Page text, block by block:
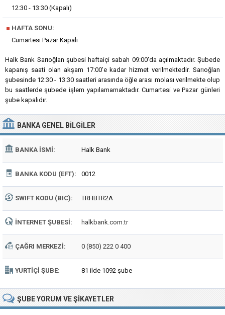
12:30 - 13:30 (Kapalı)
■ HAFTA SONU:
Cumartesi Pazar Kapalı
Halk Bank Sarıoğlan şubesi haftaiçi sabah 09:00'da açılmaktadır. Şubede
kapanış saati olan akşam 17:00'e kadar hizmet verilmektedir. Sarıoğlan
şubesinde 12:30 - 13:30 saatleri arasında öğle arası molası verilmekte olup
bu saatlerde şubede işlem yapılamamaktadır. Cumartesi ve Pazar günleri
şube kapalıdır.
BANKA GENEL BILGILER
BANKA İSMI: Halk Bank
BANKA KODU (EFT): 0012
SWIFT KODU (BIC): TRHBTR2A
İNTERNET ŞUBESI: halkbank.com.tr
ÇAĞRI MERKEZI: 0 (850) 222 0 400
YURTIÇI ŞUBE: 81 ilde 1092 şube
ŞUBEYORUM VE ŞIKAYETLER